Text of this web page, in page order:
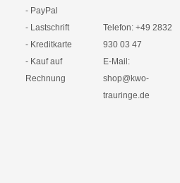
- PayPal
- Lastschrift
- Kreditkarte
- Kauf auf
Rechnung
Telefon: +49 2832
930 03 47
E-Mail:
shop@kwo-
trauringe.de